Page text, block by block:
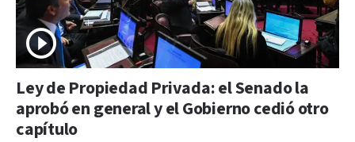
Ley de Propiedad Privada: el Senado la
aprobó en general y el Gobierno cedió otro
capítulo